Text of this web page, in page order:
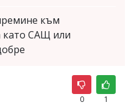
към
като САЩ или
0 1